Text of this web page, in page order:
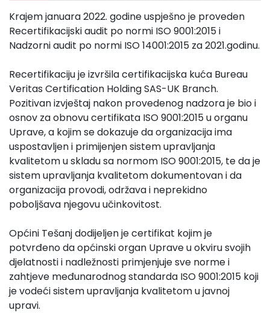
Krajem januara 2022. godine uspješno je proveden
Recertifikacijski audit po normi ISO 9001:2015 i
Nadzorni audit po normi ISO 14001:2015 za 2021.godinu.
Recertifikaciju je izvršila certifikacijska kuća Bureau
Veritas Certification Holding SAS-UK Branch.
Pozitivan izvještaj nakon provedenog nadzora je bio i
osnov za obnovu certifikata ISO 9001:2015 u organu
Uprave, a kojim se dokazuje da organizacija ima
uspostavljen i primijenjen sistem upravljanja
kvalitetom u skladu sa normom ISO 9001:2015, te da je
sistem upravljanja kvalitetom dokumentovan i da
organizacija provodi, održava i neprekidno
poboljšava njegovu učinkovitost.
Općini Tešanj dodijeljen je certifikat kojim je
potvrđeno da općinski organ Uprave u okviru svojih
djelatnosti i nadležnosti primjenjuje sve norme i
zahtjeve međunarodnog standarda ISO 9001:2015 koji
je vodeći sistem upravljanja kvalitetom u javnoj
upravi.